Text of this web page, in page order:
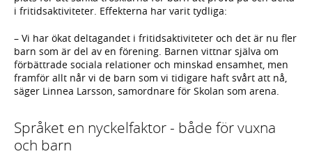
i fritidsaktiviteter. Effekterna har varit tydliga:
– Vi har ökat deltagandet i fritidsaktiviteter och det är nu fler
barn som är del av en förening. Barnen vittnar själva om
förbättrade sociala relationer och minskad ensamhet, men
framför allt når vi de barn som vi tidigare haft svårt att nå,
säger Linnea Larsson, samordnare för Skolan som arena.
Språket en nyckelfaktor - både för vuxna
och barn